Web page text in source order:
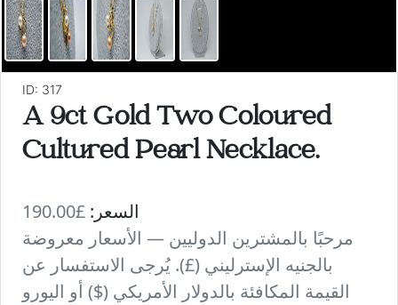
ID: 317
A 9ct Gold Two Coloured
Cultured Pearl Necklace.
السعر: £190.00
مرحبًا بالمشترين الدوليين — الأسعار معروضة
بالجنيه الإسترليني (£). يُرجى الاستفسار عن
القيمة المكافئة بالدولار الأمريكي ($) أو اليورو